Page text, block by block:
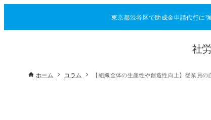
東京都渋谷区で助成金申請代行に
社
ホーム コラム 【組織全体の生産性や創造性向上】従業員